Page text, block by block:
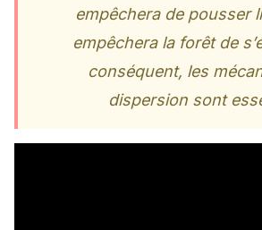
empêchera de pousser
empêchera la forêt de
conséquent, les
dispersion sont